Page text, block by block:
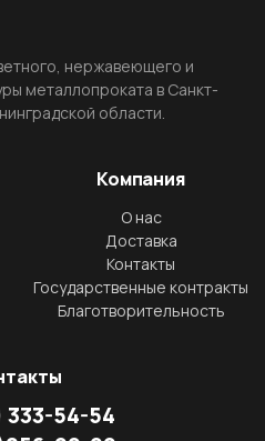
нержавеющего и
металлопроката в Санкт-
области.
Компания
О нас
Доставка
Контакты
Государственные контракты
Благотворительность
333-54-54